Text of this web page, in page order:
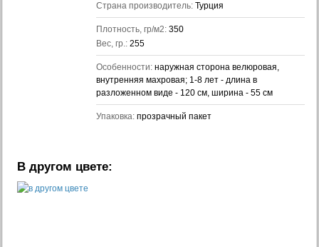
Страна производитель: Турция
Плотность, гр/м2: 350
Вес, гр.: 255
Особенности: наружная сторона велюровая,
внутренняя махровая; 1-8 лет - длина в
разложенном виде - 120 см, ширина - 55 см
Упаковка: прозрачный пакет
В другом цвете: